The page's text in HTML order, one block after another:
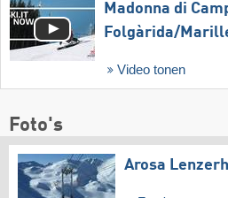
Madonna di
Folgàrida/​
Video tonen
Foto's
Arosa